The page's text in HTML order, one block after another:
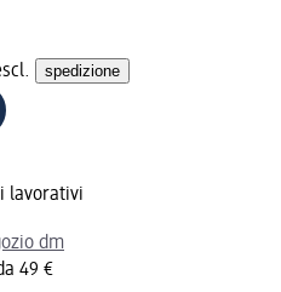
spedizione
lavorativi
dm
49 €